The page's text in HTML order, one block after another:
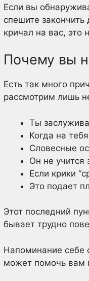
Если вы
спешите
кричал на вас, это
Почему вы
Есть так много
рассмотрим лишь
Ты
Когда на
Словесные
Он не учится
Если крики
Это подает
Этот последний
бывает трудно
Напоминание себе
может помочь вам